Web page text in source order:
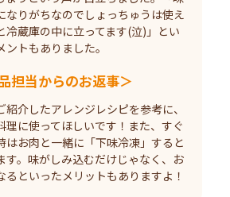
なりがちなのでしょっちゅうは使え
冷蔵庫の中に立ってます(泣)」とい
トもありました。
担当からのお返事＞
介したアレンジレシピを参考に、
理に使ってほしいです！また、すぐ
はお肉と一緒に「下味冷凍」すると
す。味がしみ込むだけじゃなく、お
るといったメリットもありますよ！